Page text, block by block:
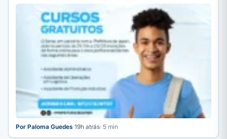
…
Por Paloma Guedes·19h atrás· 5 min